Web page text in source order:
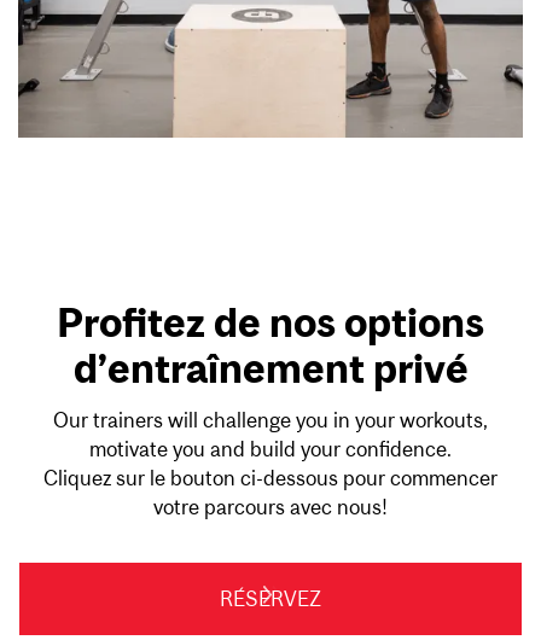
Profitez de nos options
d’entraînement privé
Our trainers will challenge you in your workouts,
motivate you and build your confidence.
Cliquez sur le bouton ci-dessous pour commencer
votre parcours avec nous!
RÉSERVEZ